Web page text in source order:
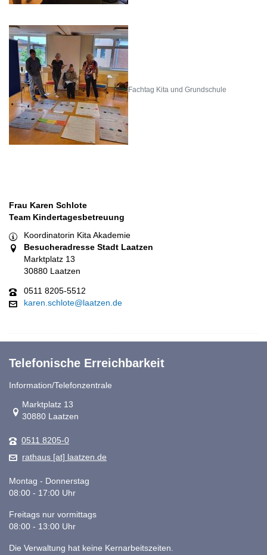
Fachtag Kita und Grundschule
Frau Karen Schlote
Team Kindertagesbetreuung
Koordinatorin Kita Akademie
Besucheradresse Stadt Laatzen
Marktplatz 13
30880 Laatzen
0511 8205-5512
karen.schlote@laatzen.de
Telefonische Erreichbarkeit
Information/Telefonzentrale
Link zur Google-Maps Navigation
Marktplatz 13
30880 Laatzen
0511 8205-0
rathaus [at] laatzen.de
Montag - Donnerstag
08:00 - 17:00 Uhr
Freitags nur vormittags
08:00 - 13:00 Uhr
Die Verwaltung hat keine Kernarbeitszeiten.